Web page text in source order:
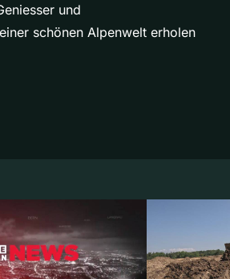
und
schönen Alpenwelt erholen